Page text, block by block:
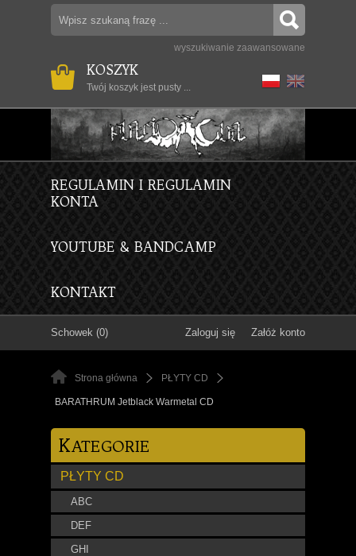
wyszukiwanie zaawansowane
KOSZYK
Twój koszyk jest pusty ...
REGULAMIN I REGULAMIN
KONTA
YOUTUBE & BANDCAMP
KONTAKT
Schowek (0) Zaloguj się Załóż konto
Strona główna PŁYTY CD
BARATHRUM Jetblack Warmetal CD
KATEGORIE
PŁYTY CD
ABC
DEF
GHI